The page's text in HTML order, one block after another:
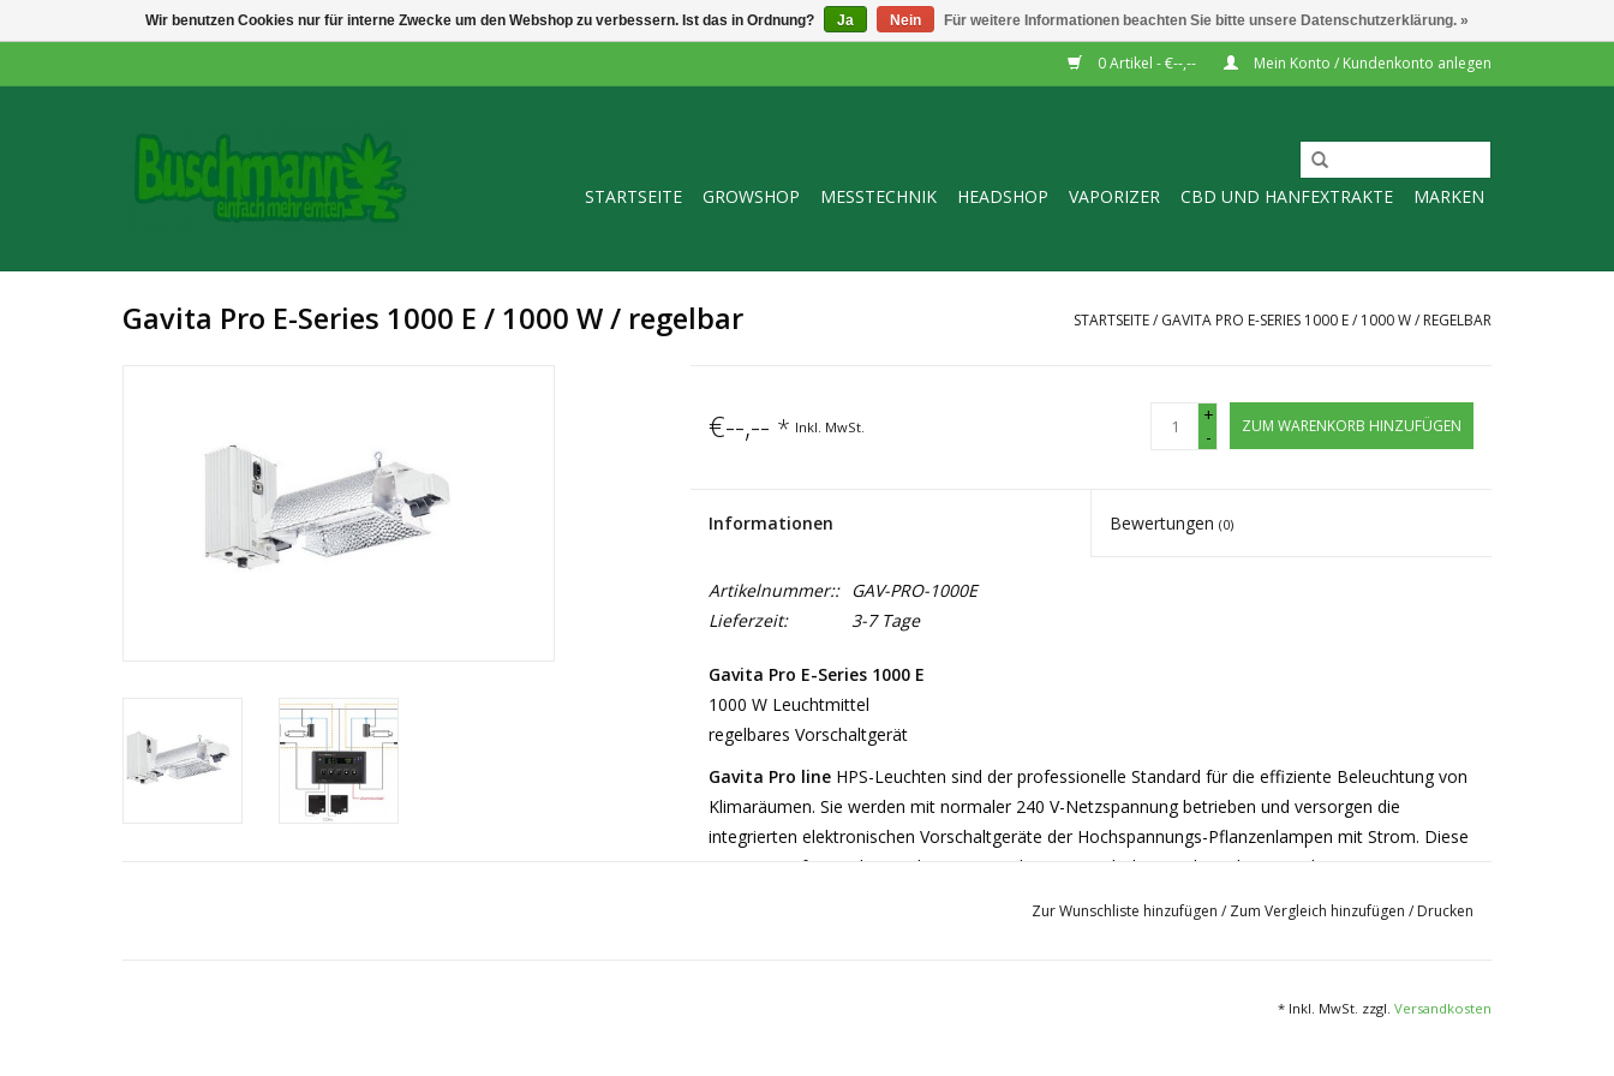
0 Artikel - €--,-- Mein Konto / Kundenkonto anlegen
STARTSEITE GROWSHOP MESSTECHNIK HEADSHOP VAPORIZER CBD UND HANFEXTRAKTE MARKEN
Gavita Pro E-Series 1000 E / 1000 W / regelbar STARTSEITE/ GAVITA PRO E-SERIES 1000 E / 1000 W / REGELBAR
€--,-- * Inkl. MwSt.
+
-
ZUM WARENKORB HINZUFÜGEN
Informationen Bewertungen(0)
Artikelnummer::
GAV-PRO-1000E
Lieferzeit:
3-7 Tage
Gavita Pro E-Series 1000 E
1000 W Leuchtmittel
regelbares Vorschaltgerät
Gavita Pro lineHPS-Leuchten sind der professionelle Standard für die effiziente Beleuchtung von
Klimaräumen. Sie werden mit normaler 240 V-Netzspannung betrieben und versorgen die
integrierten elektronischen Vorschaltgeräte der Hochspannungs-Pflanzenlampen mit Strom. Diese
Lampen verfügen über ein breiteres Spektrum, eine höhere Lichtausbeute und eine geringere
bewegliche Teile, ohne Geräuschentwicklung und ohne Aufheizen des Gehäuses.
Zur Wunschliste hinzufügen / Zum Vergleich hinzufügen / Drucken
* Inkl. MwSt. zzgl. Versandkosten
Wir benutzen Cookies nur für interne Zwecke um den Webshop zu verbessern. Ist das in Ordnung? Ja Nein Für weitere Informationen beachten Sie bitte unsere Datenschutzerklärung. »